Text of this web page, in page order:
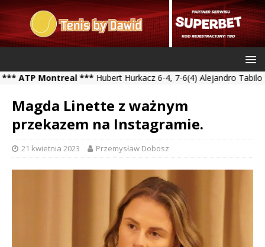
Montreal ***Hubert Hurkacz 6-4, 7-6(4) Alejandro Tabilo ***
Magda Linette z ważnym
przekazem na Instagramie.
21 kwietnia 2023 Przemysław Dobosz